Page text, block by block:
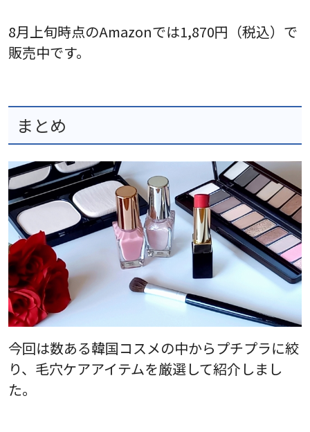
8月上旬時点のAmazonでは1,870円（税込）で
販売中です。
まとめ
今回は数ある韓国コスメの中からプチプラに絞
り、毛穴ケアアイテムを厳選して紹介しまし
た。